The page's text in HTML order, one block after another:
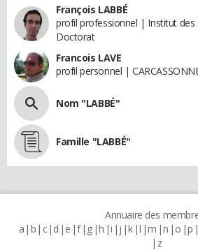
François LABBÉ
profil professionnel | Institut des
Doctorat
Francois LAVE
profil personnel |
Nom "LABBÉ"
Famille "LABBÉ"
Annuaire des
a b c d e f g h i j k l m n o p
z